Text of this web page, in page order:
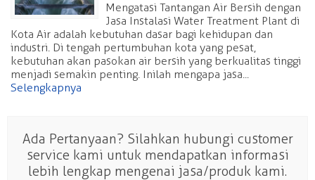
Mengatasi Tantangan Air Bersih dengan
Jasa Instalasi Water Treatment Plant di
Kota Air adalah kebutuhan dasar bagi kehidupan dan
industri. Di tengah pertumbuhan kota yang pesat,
kebutuhan akan pasokan air bersih yang berkualitas tinggi
menjadi semakin penting. Inilah mengapa jasa...
Selengkapnya
Ada Pertanyaan? Silahkan hubungi customer
service kami untuk mendapatkan informasi
lebih lengkap mengenai jasa/produk kami.